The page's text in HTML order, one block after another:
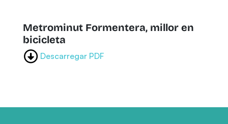
Metrominut Formentera, millor en
bicicleta
Descarregar PDF